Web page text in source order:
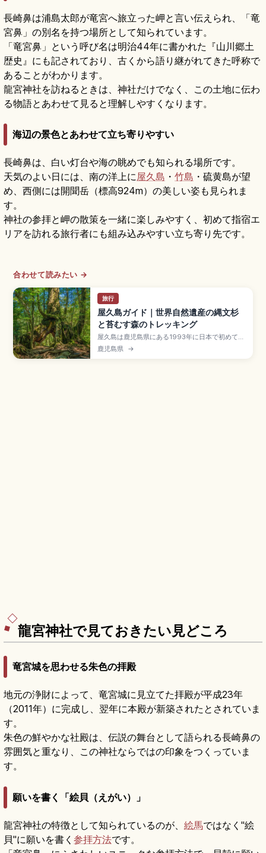
長崎鼻は浦島太郎が竜宮へ旅立った岬と言い伝えられ、「竜
宮鼻」の別名を持つ場所として知られています。
「竜宮鼻」という呼び名は明治44年に書かれた『山川郷土
歴史』にも記されており、古くから語り継がれてきた呼称で
あることがわかります。
龍宮神社を訪ねるときは、神社だけでなく、この土地に伝わ
る物語とあわせて見ると理解しやすくなります。
海辺の景色とあわせて立ち寄りやすい
長崎鼻は、白い灯台や海の眺めでも知られる場所です。
天気のよい日には、南の洋上に屋久島 ・ 竹島 ・硫黄島が望
め、西側には開聞岳（標高924m）の美しい姿も見られま
す。
神社の参拝と岬の散策を一緒に楽しみやすく、初めて指宿エ
リアを訪れる旅行者にも組み込みやすい立ち寄り先です。
合わせて読みたい →
旅行
屋久島ガイド｜世界自然遺産の縄文杉
と苔むす森のトレッキング
屋久島は鹿児島県にある1993年に日本で初めて世
界自然遺産に登録された秘境で、九州最高峰の宮
之浦岳(1,936m)を擁し島の約90%が森林の島。
鹿児島県 →
龍宮神社で見ておきたい見どころ
竜宮城を思わせる朱色の拝殿
地元の浄財によって、竜宮城に見立てた拝殿が平成23年
（2011年）に完成し、翌年に本殿が新築されたとされていま
す。
朱色の鮮やかな社殿は、伝説の舞台として語られる長崎鼻の
雰囲気と重なり、この神社ならではの印象をつくっていま
す。
願いを書く「絵貝（えがい）」
龍宮神社の特徴として知られているのが、 絵馬ではなく"絵
貝"に願いを書く 参拝方法です。